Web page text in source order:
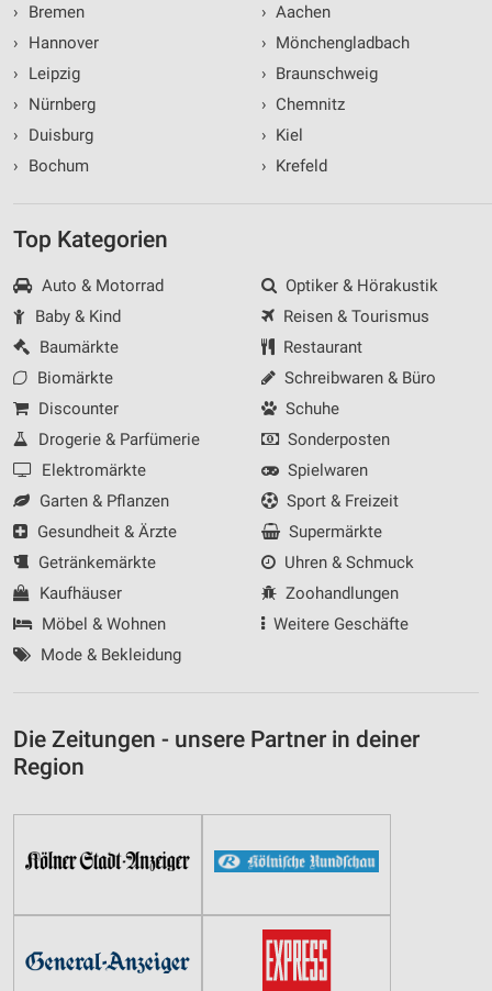
›
Bremen
›
Hannover
›
Leipzig
›
Nürnberg
›
Duisburg
›
Bochum
› Aachen
› Mönchengladbach
› Braunschweig
› Chemnitz
› Kiel
› Krefeld
Top Kategorien
Auto & Motorrad
Baby & Kind
Baumärkte
Biomärkte
Discounter
Drogerie & Parfümerie
Elektromärkte
Garten & Pflanzen
Gesundheit & Ärzte
Getränkemärkte
Kaufhäuser
Möbel & Wohnen
Mode & Bekleidung
Optiker & Hörakustik
Reisen & Tourismus
Restaurant
Schreibwaren & Büro
Schuhe
Sonderposten
Spielwaren
Sport & Freizeit
Supermärkte
Uhren & Schmuck
Zoohandlungen
Weitere Geschäfte
Die Zeitungen - unsere Partner in deiner
Region